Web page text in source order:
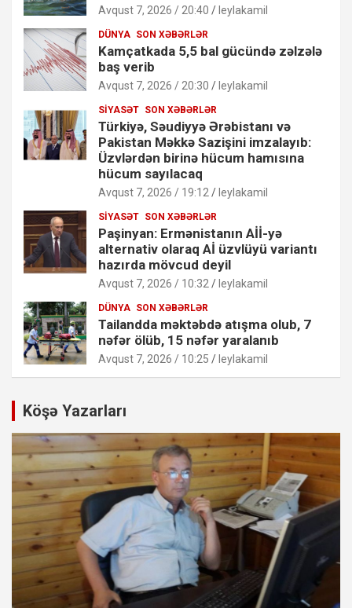
Avqust 7, 2026 / 20:40 leylakamil
DÜNYA SON XƏBƏRLƏR
Kamçatkada 5,5 bal gücündə zəlzələ
baş verib
Avqust 7, 2026 / 20:30 leylakamil
SIYASƏT SON XƏBƏRLƏR
Türkiyə, Səudiyyə Ərəbistanı və
Pakistan Məkkə Sazişini imzalayıb:
Üzvlərdən birinə hücum hamısına
hücum sayılacaq
Avqust 7, 2026 / 19:12 leylakamil
SIYASƏT SON XƏBƏRLƏR
Paşinyan: Ermənistanın Aİİ-yə
alternativ olaraq Aİ üzvlüyü variantı
hazırda mövcud deyil
Avqust 7, 2026 / 10:32 leylakamil
DÜNYA SON XƏBƏRLƏR
Tailandda məktəbdə atışma olub, 7
nəfər ölüb, 15 nəfər yaralanıb
Avqust 7, 2026 / 10:25 leylakamil
Köşə Yazarları